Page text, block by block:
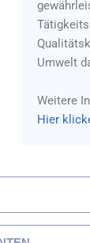
Umwelt
Weitere
Hier